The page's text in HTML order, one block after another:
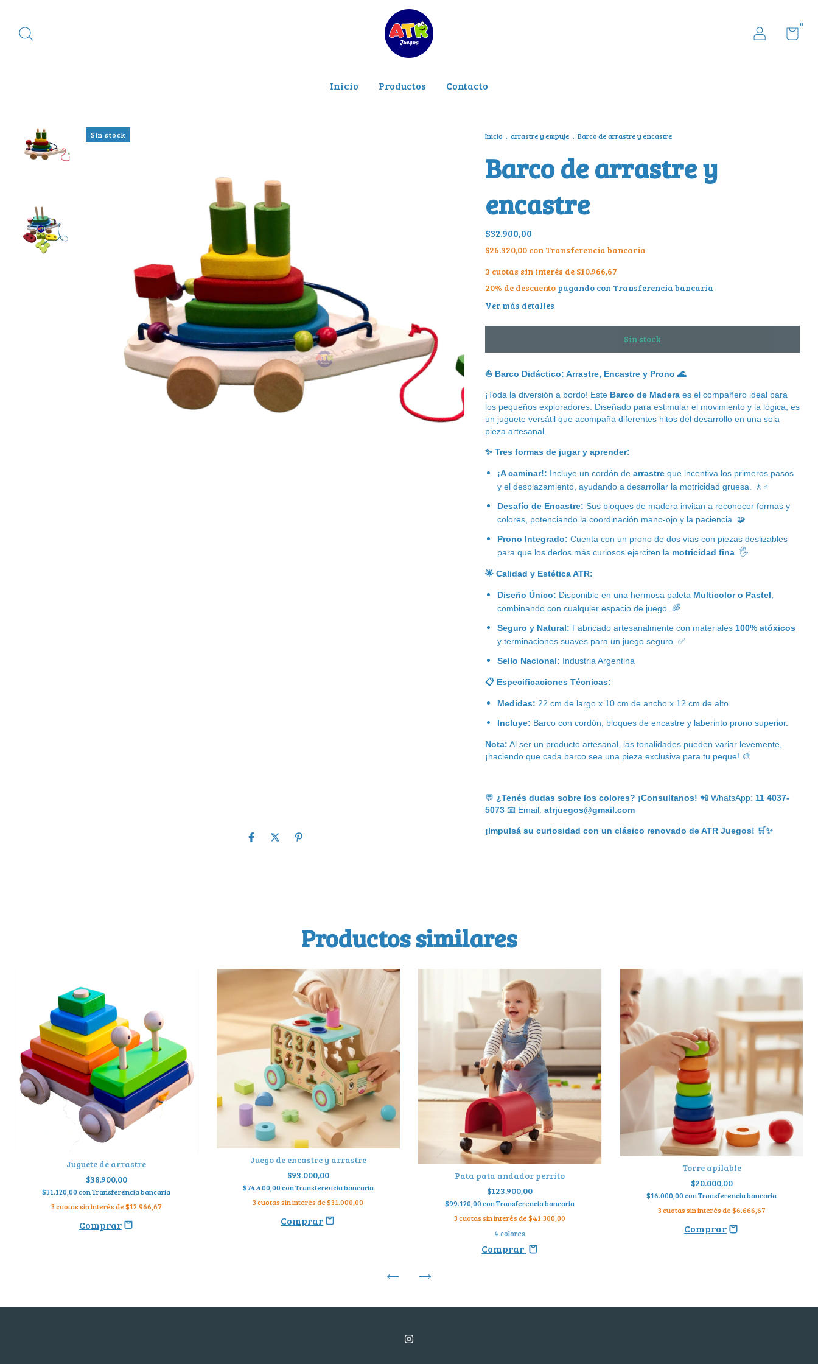
0
Inicio Productos Contacto
Sin stock Inicio . arrastre y empuje . Barco de arrastre y encastre
Barco de arrastre y
encastre
$32.900,00
$26.320,00 con Transferencia bancaria
3 cuotas sin interés de $10.966,67
20% de descuentopagando con Transferencia bancaria
Ver más detalles
⛵Barco Didáctico: Arrastre, Encastre y Prono 🌊
¡Toda la diversión a bordo! Este Barco de Maderaes el compañero ideal para
los pequeños exploradores. Diseñado para estimular el movimiento y la lógica, es
un juguete versátil que acompaña diferentes hitos del desarrollo en una sola
pieza artesanal.
✨Tres formas de jugar y aprender:
¡A caminar!: Incluye un cordón de arrastreque incentiva los primeros pasos
y el desplazamiento, ayudando a desarrollar la motricidad gruesa.
🚶 ‍♂
Desafío de Encastre: Sus bloques de madera invitan a reconocer formas y
colores, potenciando la coordinación mano-ojo y la paciencia. 🧩
Prono Integrado: Cuenta con un prono de dos vías con piezas deslizables
para que los dedos más curiosos ejerciten la motricidad fina. 🖐
🌟Calidad y Estética ATR:
Diseño Único: Disponible en una hermosa paleta Multicolor o Pastel
combinando con cualquier espacio de juego. 🌈
Seguro y Natural: Fabricado artesanalmente con materiales 100% atóxicos
y terminaciones suaves para un juego seguro. ✅
Sello Nacional: Industria Argentina
📋Especificaciones Técnicas:
Medidas: 22 cm de largo x 10 cm de ancho x 12 cm de alto.
Incluye: Barco con cordón, bloques de encastre y laberinto prono superior.
Nota: Al ser un producto artesanal, las tonalidades pueden variar levemente,
¡haciendo que cada barco sea una pieza exclusiva para tu peque! 🎨
💬 ¿Tenés dudas sobre los colores? ¡Consultanos! 📲WhatsApp: 11 4037-
5073 📧Email: atrjuegos@gmail.com
¡Impulsá su curiosidad con un clásico renovado de ATR Juegos! 🛒✨
Productos similares
Juguete de arrastre
$38.900,00
$31.120,00conTransferencia bancaria
3cuotas sin interés de$12.966,67
Juego de encastre y arrastre
$93.000,00
$74.400,00conTransferencia bancaria
3 cuotas sin interés de$31.000,00
Pata pata andador perrito
$123.900,00
$99.120,00conTransferencia bancaria
3 cuotas sin interés de$41.300,00
4 colores
Comprar
Torre apilable
$20.000,00
$16.000,00conTransferencia bancaria
3cuotas sin interés de$6.666,67